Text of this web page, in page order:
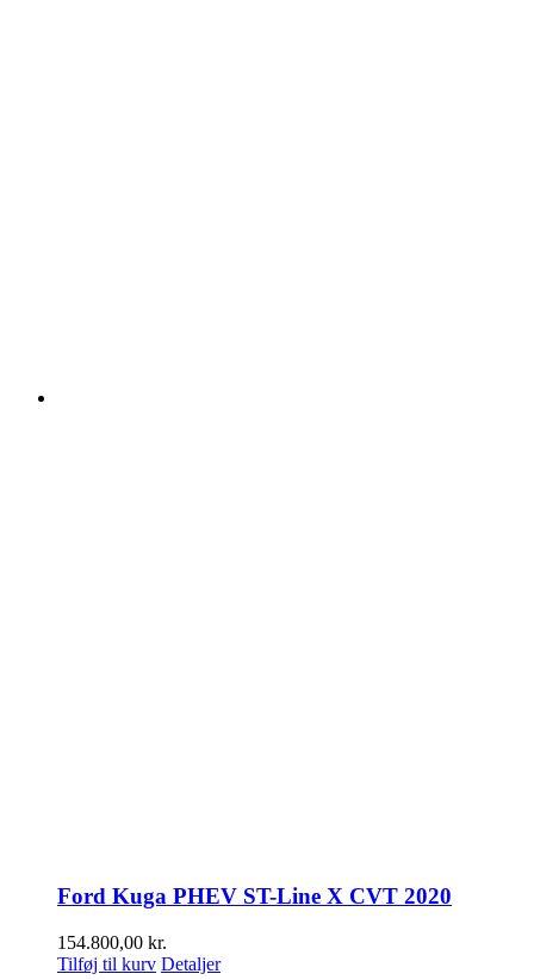
Ford Kuga PHEV ST-Line X CVT 2020
154.800,00 kr.
Tilføj til kurv Detaljer